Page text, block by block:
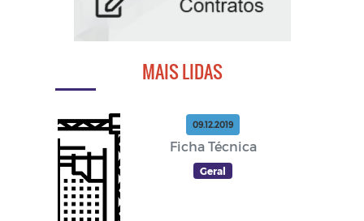
MAIS LIDAS
09.12.2019
Ficha Técnica
Geral